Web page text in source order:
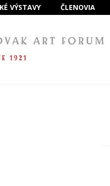
VÝSTAVY ČLENOVIA